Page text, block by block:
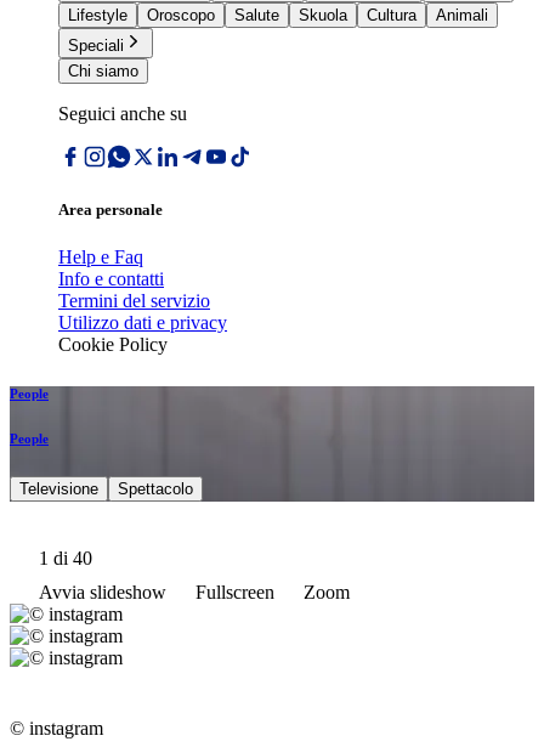
Lifestyle
Oroscopo Salute Skuola Cultura
Animali
Speciali
Chi siamo
Seguici anche su
Area personale
Help e Faq
Info e contatti
Termini del servizio
Utilizzo dati e privacy
Cookie Policy
People
People
Televisione Spettacolo
1 di 40
Avvia slideshow
Fullscreen Zoom
© instagram